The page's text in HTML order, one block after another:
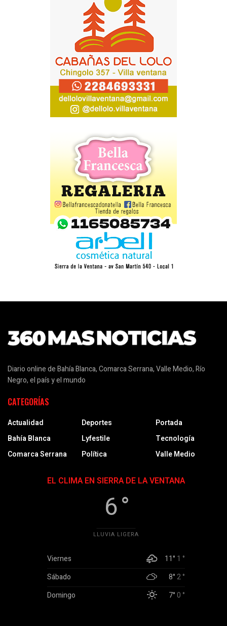
Diario online de Bahía Blanca, Comarca Serrana, Valle Medio, Río
Negro, el país y el mundo
CATEGORÍAS
Actualidad
Bahía Blanca
Comarca Serrana
Deportes
Lyfestile
Política
Portada
Tecnología
Valle Medio
EL CLIMA EN SIERRA DE LA VENTANA
6 °
LLUVIA LIGERA
Viernes 11° 1 °
Sábado
8°2 °
Domingo
7°0 °